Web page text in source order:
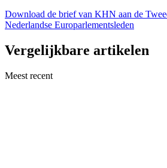
Download de brief van KHN aan de
Nederlandse Europarlementsleden
Vergelijkbare artikelen
Meest recent